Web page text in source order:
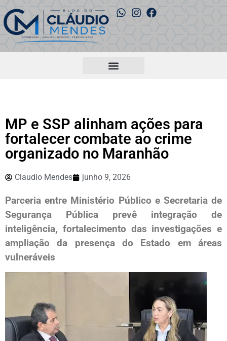
MP e SSP alinham ações para
fortalecer combate ao crime
organizado no Maranhão
Claudio Mendes junho 9, 2026
Parceria entre Ministério Público e Secretaria de
Segurança Pública prevê integração de
inteligência, fortalecimento das investigações e
ampliação da presença do Estado em áreas
vulneráveis